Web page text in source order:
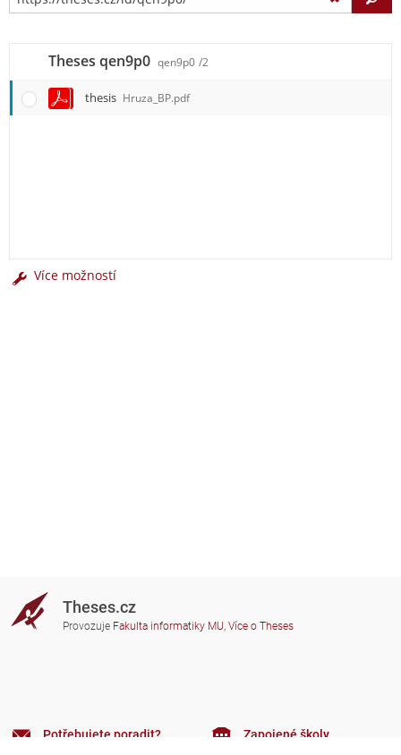
Theses qen9p0 qen9p0 /2
thesis Hruza_BP.pdf
Více možností
Theses.cz
Provozuje Fakulta informatiky MU, Více o Theses
Potřebujete poradit? Zapojené školy